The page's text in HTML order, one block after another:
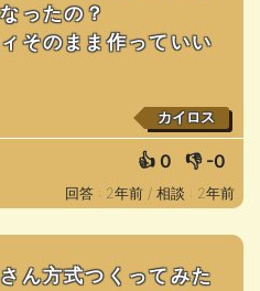
ったの？
そのまま作っていい
カイロス
👍 0 👎 -0
回答 : 2年前 / 相談 : 2年前
ん方式つくってみた